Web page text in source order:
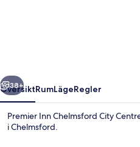
Nästa
38+
ÖversiktRumLägeRegler
Premier Inn Chelmsford City
i Chelmsford.